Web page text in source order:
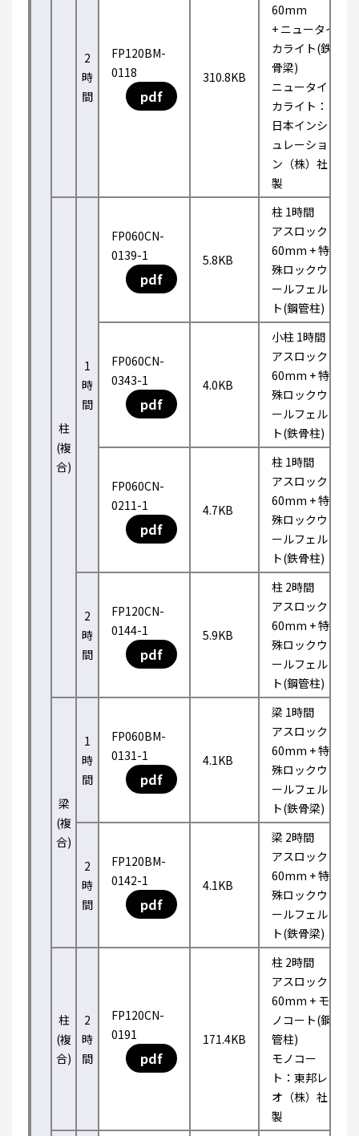
2
時
間
FP120BM-
0118
pdf
310.8KB
60mm
+ ニュータイ
カライト(鉄
骨梁)
ニュータイ
カライト：
日本インシ
ュレーショ
ン（株）社
製
柱
(複
合)
1
時
間
FP060CN-
0139-1
pdf
5.8KB
柱 1時間
アスロック
60mm + 特
殊ロックウ
ールフェル
ト(鋼管柱)
FP060CN-
0343-1
pdf
4.0KB
小柱 1時間
アスロック
60mm + 特
殊ロックウ
ールフェル
ト(鉄骨柱)
FP060CN-
0211-1
pdf
4.7KB
柱 1時間
アスロック
60mm + 特
殊ロックウ
ールフェル
ト(鉄骨柱)
2
時
間
FP120CN-
0144-1
pdf
5.9KB
柱 2時間
アスロック
60mm + 特
殊ロックウ
ールフェル
ト(鋼管柱)
梁
(複
合)
1
時
間
FP060BM-
0131-1
pdf
4.1KB
梁 1時間
アスロック
60mm + 特
殊ロックウ
ールフェル
ト(鉄骨梁)
2
時
間
FP120BM-
0142-1
pdf
4.1KB
梁 2時間
アスロック
60mm + 特
殊ロックウ
ールフェル
ト(鉄骨梁)
柱
(複
合)
2
時
間
FP120CN-
0191
pdf
171.4KB
柱 2時間
アスロック
60mm + モ
ノコート(鋼
管柱)
モノコー
ト：東邦レ
オ（株）社
製